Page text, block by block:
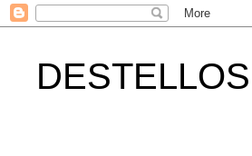
DESTELLOS